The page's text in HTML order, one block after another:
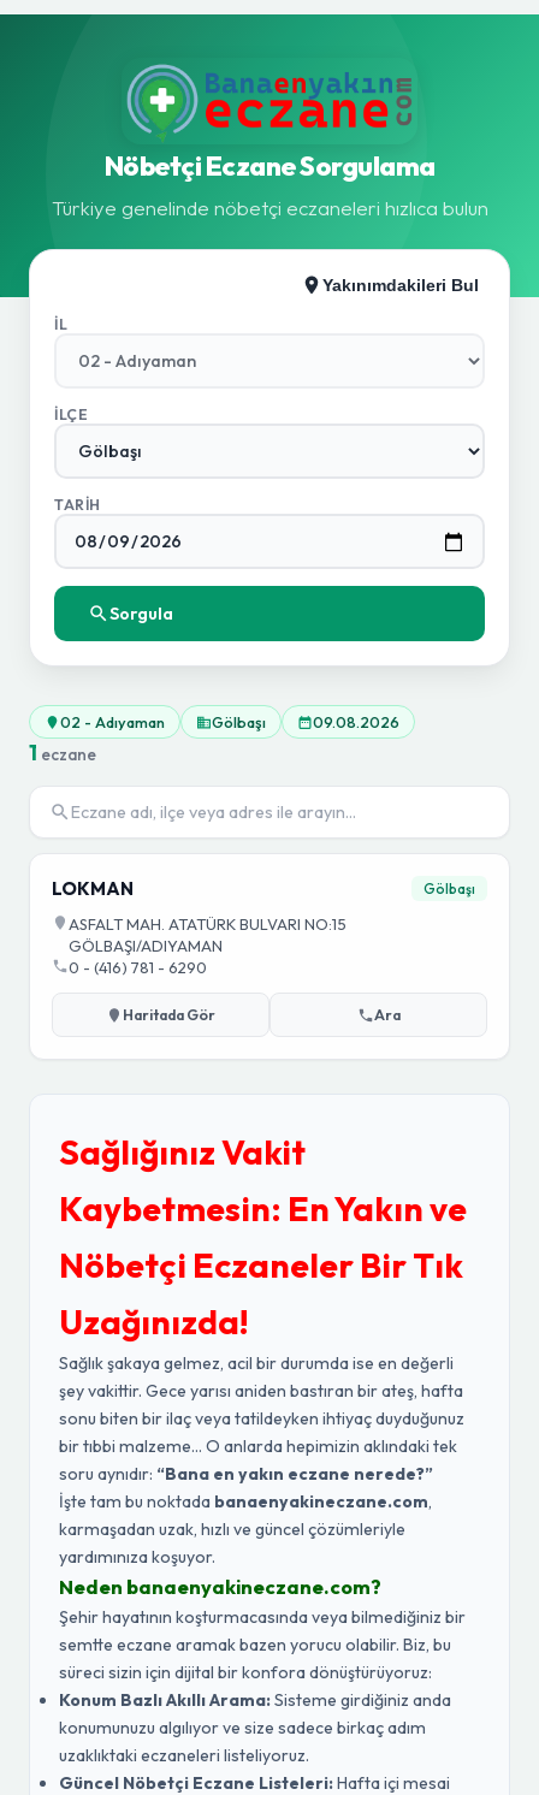
Nöbetçi Eczane Sorgulama
Türkiye genelinde nöbetçi eczaneleri hızlıca bulun
Yakınımdakileri Bul
İL
İLÇE
TARIH
Sorgula
02 - Adıyaman Gölbaşı 09.08.2026
1 eczane
LOKMAN Gölbaşı
ASFALT MAH. ATATÜRK BULVARI NO:15
GÖLBAŞI/ADIYAMAN
0 - (416) 781 - 6290
Haritada Gör Ara
Sağlığınız Vakit
Kaybetmesin: En Yakın ve
Nöbetçi Eczaneler Bir Tık
Uzağınızda!
Sağlık şakaya gelmez, acil bir durumda ise en değerli
şey vakittir. Gece yarısı aniden bastıran bir ateş, hafta
sonu biten bir ilaç veya tatildeyken ihtiyaç duyduğunuz
bir tıbbi malzeme... O anlarda hepimizin aklındaki tek
soru aynıdır: “Bana en yakın eczane nerede?”
İşte tam bu noktada banaenyakineczane.com,
karmaşadan uzak, hızlı ve güncel çözümleriyle
yardımınıza koşuyor.
Neden banaenyakineczane.com?
Şehir hayatının koşturmacasında veya bilmediğiniz bir
semtte eczane aramak bazen yorucu olabilir. Biz, bu
süreci sizin için dijital bir konfora dönüştürüyoruz:
Konum Bazlı Akıllı Arama:Sisteme girdiğiniz anda
konumunuzu algılıyor ve size sadece birkaç adım
uzaklıktaki eczaneleri listeliyoruz.
Güncel Nöbetçi Eczane Listeleri:Hafta içi mesai